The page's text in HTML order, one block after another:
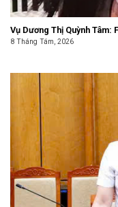
Vụ Dương Thị Quỳnh
8 Tháng Tám, 2026